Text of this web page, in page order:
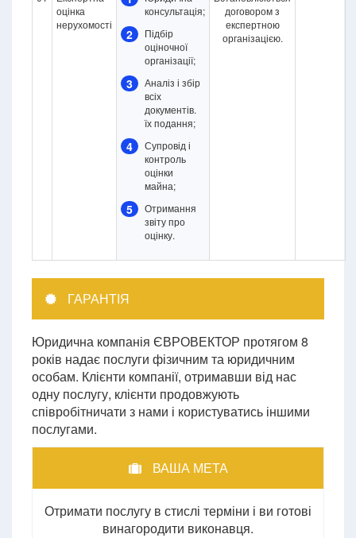
оцінка
нерухомості
консультація;
2
Підбір
оціночної
організації;
3
Аналіз і збір
всіх
документів.
їх подання;
4
Супровід і
контроль
оцінки
майна;
5
Отримання
звіту про
оцінку.
договором з
експертною
організацією.
ГАРАНТІЯ
Юридична компанія ЄВРОВЕКТОР протягом 8
років надає послуги фізичним та юридичним
особам. Клієнти компанії, отримавши від нас
одну послугу, клієнти продовжують
співробітничати з нами і користуватись іншими
послугами.
ВАША МЕТА
Отримати послугу в стислі терміни і ви готові
винагородити виконавця.